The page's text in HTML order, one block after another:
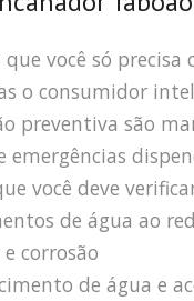
você só precisa
o consumidor
preventiva são
emergências
você deve
de água ao
corrosão
de água e